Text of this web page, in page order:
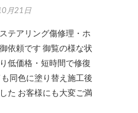
月21日
テアリング傷修理・ホ
依頼です 御覧の様な状
低価格・短時間で修復
同色に塗り替え施工後
た お客様にも大変ご満